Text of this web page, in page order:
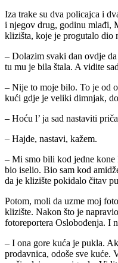
Iza trake su dva policajca i
i njegov drug, godinu mlađi,
klizišta, koje je progutalo dio
– Dolazim svaki dan ovdje
tu mu je bila štala. A vidite
– Nije to moje bilo. To je od
kući gdje je veliki dimnjak,
– Hoću l’ ja sad nastaviti
– Hajde, nastavi, kažem.
– Mi smo bili kod jedne kone
bio iselio. Bio sam kod
da je klizište pokidalo čitav
Potom, moli da uzme moj
klizište. Nakon što je
fotoreportera Oslobođenja. I
– I ona gore kuća je pukla.
prodavnica, odoše sve kuće.